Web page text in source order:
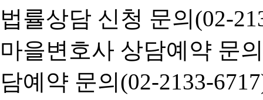
법률상담 신청 문의(02-
마을변호사 상담예약 문
담예약 문의(02-2133-